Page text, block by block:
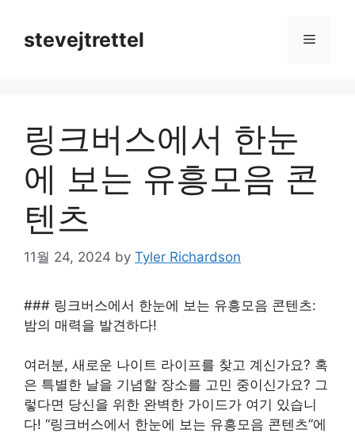
contentstevejtrettel Menu
링크버스에서 한눈
에 보는 유흥모음 콘
텐츠
11월 24, 2024 by Tyler Richardson
### 링크버스에서 한눈에 보는 유흥모음 콘텐츠:
밤의 매력을 발견하다!
여러분, 새로운 나이트 라이프를 찾고 계신가요? 혹
은 특별한 날을 기념할 장소를 고민 중이신가요? 그
렇다면 당신을 위한 완벽한 가이드가 여기 있습니
다! “링크버스에서 한눈에 보는 유흥모음 콘텐츠”에